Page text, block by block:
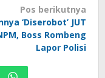
Pos berikutnya
‘Diserobot’ JUT
Boss Rombeng
Lapor Polisi